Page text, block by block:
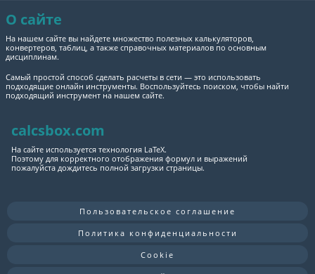
О сайте
На нашем сайте вы найдете множество полезных калькуляторов,
конвертеров, таблиц, а также справочных материалов по основным
дисциплинам.
Самый простой способ сделать расчеты в сети — это использовать
подходящие онлайн инструменты. Воспользуйтесь поиском, чтобы найти
подходящий инструмент на нашем сайте.
calcsbox.com
На сайте используется технология LaTeX.
Поэтому для корректного отображения формул и выражений
пожалуйста дождитесь полной загрузки страницы.
Пользовательское соглашение
Политика конфиденциальности
Cookie